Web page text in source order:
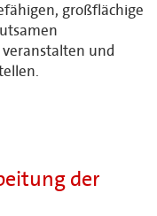
großflächige
und
der